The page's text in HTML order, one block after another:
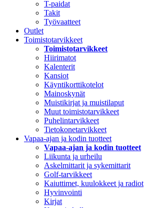
T-paidat
Takit
Työvaatteet
Outlet
Toimistotarvikkeet
Toimistotarvikkeet
Hiirimatot
Kalenterit
Kansiot
Käyntikorttikotelot
Mainoskynät
Muistikirjat ja muistilaput
Muut toimistotarvikkeet
Puhelintarvikkeet
Tietokonetarvikkeet
Vapaa-ajan ja kodin tuotteet
Vapaa-ajan ja kodin tuotteet
Liikunta ja urheilu
Askelmittarit ja sykemittarit
Golf-tarvikkeet
Kaiuttimet, kuulokkeet ja radiot
Hyvinvointi
Kirjat